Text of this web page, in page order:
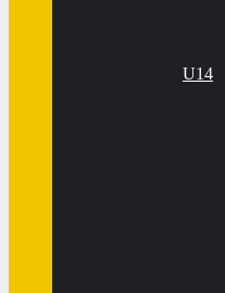
U14